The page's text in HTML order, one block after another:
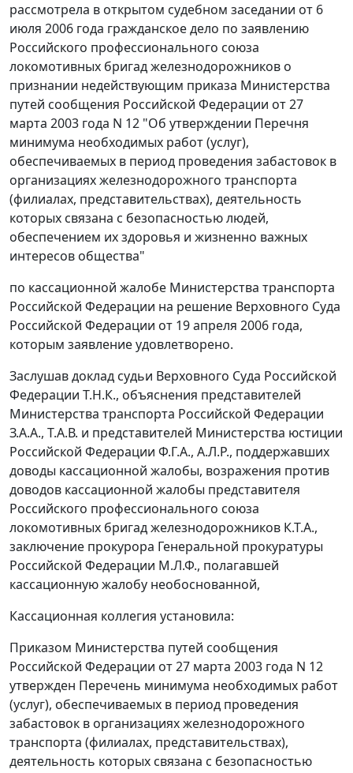
рассмотрела в открытом судебном заседании от 6
июля 2006 года гражданское дело по заявлению
Российского профессионального союза
локомотивных бригад железнодорожников о
признании недействующим приказа Министерства
путей сообщения Российской Федерации от 27
марта 2003 года N 12 "Об утверждении Перечня
минимума необходимых работ (услуг),
обеспечиваемых в период проведения забастовок в
организациях железнодорожного транспорта
(филиалах, представительствах), деятельность
которых связана с безопасностью людей,
обеспечением их здоровья и жизненно важных
интересов общества"
по кассационной жалобе Министерства транспорта
Российской Федерации на решение Верховного Суда
Российской Федерации от 19 апреля 2006 года,
которым заявление удовлетворено.
Заслушав доклад судьи Верховного Суда Российской
Федерации Т.Н.К., объяснения представителей
Министерства транспорта Российской Федерации
З.А.А., Т.А.В. и представителей Министерства юстиции
Российской Федерации Ф.Г.А., А.Л.Р., поддержавших
доводы кассационной жалобы, возражения против
доводов кассационной жалобы представителя
Российского профессионального союза
локомотивных бригад железнодорожников К.Т.А.,
заключение прокурора Генеральной прокуратуры
Российской Федерации М.Л.Ф., полагавшей
кассационную жалобу необоснованной,
Кассационная коллегия установила:
Приказом Министерства путей сообщения
Российской Федерации от 27 марта 2003 года N 12
утвержден Перечень минимума необходимых работ
(услуг), обеспечиваемых в период проведения
забастовок в организациях железнодорожного
транспорта (филиалах, представительствах),
деятельность которых связана с безопасностью